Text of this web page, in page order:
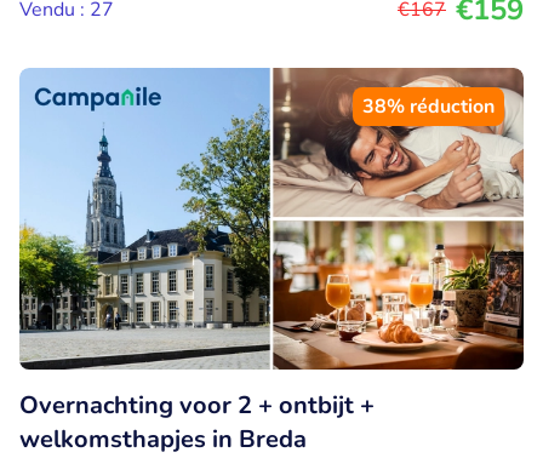
Vendu : 27
€167 €159
38% réduction
Overnachting voor 2 + ontbijt +
welkomsthapjes in Breda